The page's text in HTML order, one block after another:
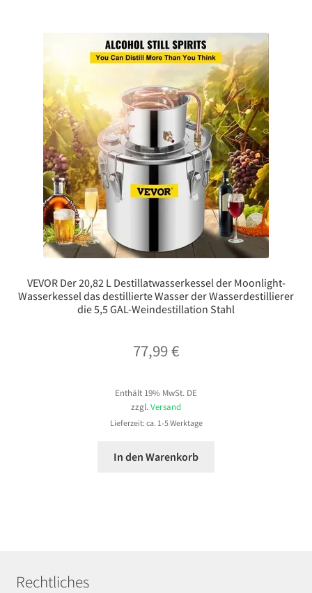
VEVOR Der 20,82 L Destillatwasserkessel der Moonlight-
Wasserkessel das destillierte Wasser der Wasserdestillierer
die 5,5 GAL-Weindestillation Stahl
77,99€
Enthält 19% MwSt. DE
zzgl. Versand
Lieferzeit: ca. 1-5 Werktage
In den Warenkorb
Rechtliches